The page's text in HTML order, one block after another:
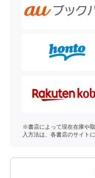
※書店によって現在在庫や
入方法は、各書店のサイト